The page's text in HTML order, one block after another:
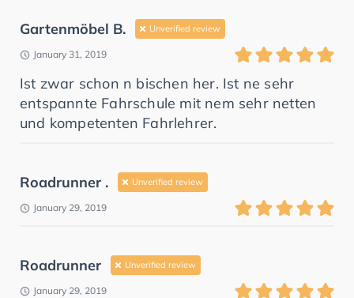
Gartenmöbel B. Unverified review
January 31, 2019
Ist zwar schon n bischen her. Ist ne sehr
entspannte Fahrschule mit nem sehr netten
und kompetenten Fahrlehrer.
Roadrunner . Unverified review
January 29, 2019
Roadrunner Unverified review
January 29, 2019